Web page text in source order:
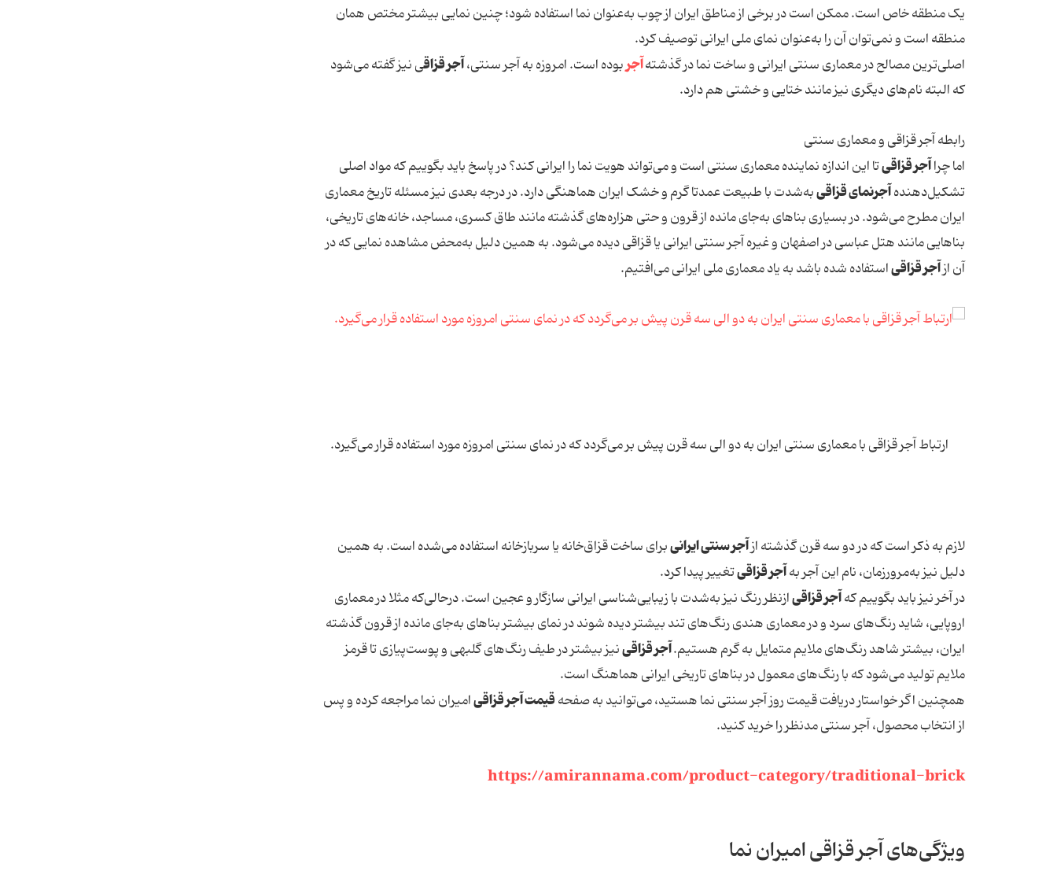
یک منطقه خاص است. ممکن است در برخی از مناطق ایران از چوب به‌عنوان نما استفاده شود؛ چنین نمایی بیشتر مختص همان
منطقه است و نمی‌توان آن را به‌عنوان نمای ملی ایرانی توصیف کرد.
اصلی‌ترین مصالح در معماری سنتی ایرانی و ساخت نما در گذشتهآجربوده است. امروزه به آجر سنتی،آجر قزاقی نیز گفته می‌شود
که البته نام‌های دیگری نیز مانند ختایی و خشتی هم دارد.
رابطه آجر قزاقی و معماری سنتی
اما چراآجر قزاقیتا این اندازه نماینده معماری سنتی است و می‌تواند هویت نما را ایرانی کند؟ در پاسخ باید بگوییم که مواد اصلی
تشکیل‌دهندهآجرنمای قزاقیبه‌شدت با طبیعت عمدتا گرم و خشک ایران هماهنگی دارد. در درجه بعدی نیز مسئله تاریخ معماری
ایران مطرح می‌شود. در بسیاری بناهای به‌جای مانده از قرون و حتی هزاره‌های گذشته مانند طاق کسری، مساجد، خانه‌های تاریخی،
بناهایی مانند هتل عباسی در اصفهان و غیره آجر سنتی ایرانی یا قزاقی دیده می‌شود. به همین دلیل به‌محض مشاهده نمایی که در
آن ازآجر قزاقیاستفاده شده باشد به یاد معماری ملی ایرانی می‌افتیم.
ارتباط آجر قزاقی با معماری سنتی ایران به دو الی سه قرن پیش بر می‌گردد که در نمای سنتی امروزه مورد استفاده قرار می‌گیرد.
لازم به ذکر است که در دو سه قرن گذشته ازآجر سنتی ایرانیبرای ساخت قزاق‌خانه یا سربازخانه استفاده می‌شده است. به همین
دلیل نیز به‌مرورزمان، نام این آجر بهآجر قزاقیتغییر پیدا کرد.
در آخر نیز باید بگوییم کهآجر قزاقیازنظر رنگ نیز به‌شدت با زیبایی‌شناسی ایرانی سازگار و عجین است. درحالی‌که مثلا در معماری
اروپایی، شاید رنگ‌های سرد و در معماری هندی رنگ‌های تند بیشتر دیده شوند در نمای بیشتر بناهای به‌جای مانده از قرون گذشته
ایران، بیشتر شاهد رنگ‌های ملایم متمایل به گرم هستیم.آجر قزاقینیز بیشتر در طیف رنگ‌های گلبهی و پوست‌پیازی تا قرمز
ملایم تولید می‌شود که با رنگ‌های معمول در بناهای تاریخی ایرانی هماهنگ است.
همچنین اگر خواستار دریافت قیمت روز آجر سنتی نما هستید، می‌توانید به صفحهقیمت آجر قزاقیامیران نما مراجعه کرده و پس
از انتخاب محصول، آجر سنتی مدنظر را خرید کنید.
https://amirannama.com/product-category/traditional-brick
ویژگی‌های آجر قزاقی امیران نما